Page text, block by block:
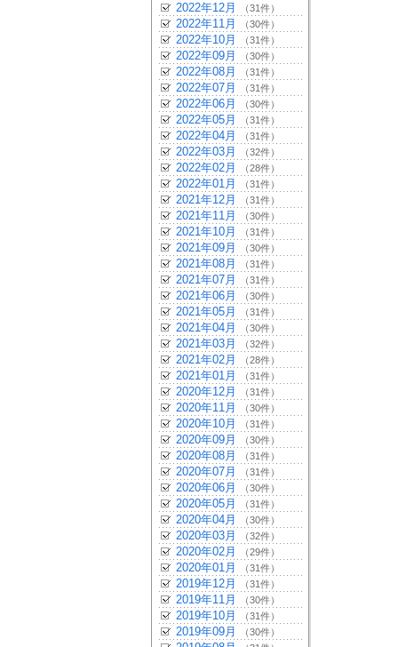
2022年12月 （31件）
2022年11月 （30件）
2022年10月 （31件）
2022年09月 （30件）
2022年08月 （31件）
2022年07月 （31件）
2022年06月 （30件）
2022年05月 （31件）
2022年04月 （31件）
2022年03月 （32件）
2022年02月 （28件）
2022年01月 （31件）
2021年12月 （31件）
2021年11月 （30件）
2021年10月 （31件）
2021年09月 （30件）
2021年08月 （31件）
2021年07月 （31件）
2021年06月 （30件）
2021年05月 （31件）
2021年04月 （30件）
2021年03月 （32件）
2021年02月 （28件）
2021年01月 （31件）
2020年12月 （31件）
2020年11月 （30件）
2020年10月 （31件）
2020年09月 （30件）
2020年08月 （31件）
2020年07月 （31件）
2020年06月 （30件）
2020年05月 （31件）
2020年04月 （30件）
2020年03月 （32件）
2020年02月 （29件）
2020年01月 （31件）
2019年12月 （31件）
2019年11月 （30件）
2019年10月 （31件）
2019年09月 （30件）